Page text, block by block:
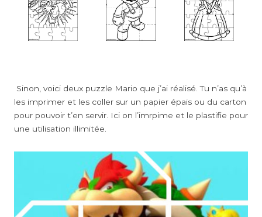
Sinon, voici deux puzzle Mario que j’ai réalisé. Tu n’as qu’à
les imprimer et les coller sur un papier épais ou du carton
pour pouvoir t’en servir. Ici on l’imrpime et le plastifie pour
une utilisation illimitée.